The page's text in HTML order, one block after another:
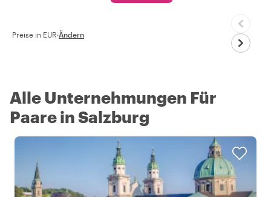
Preise in EUR·Ändern
Alle Unternehmungen Für
Paare in Salzburg